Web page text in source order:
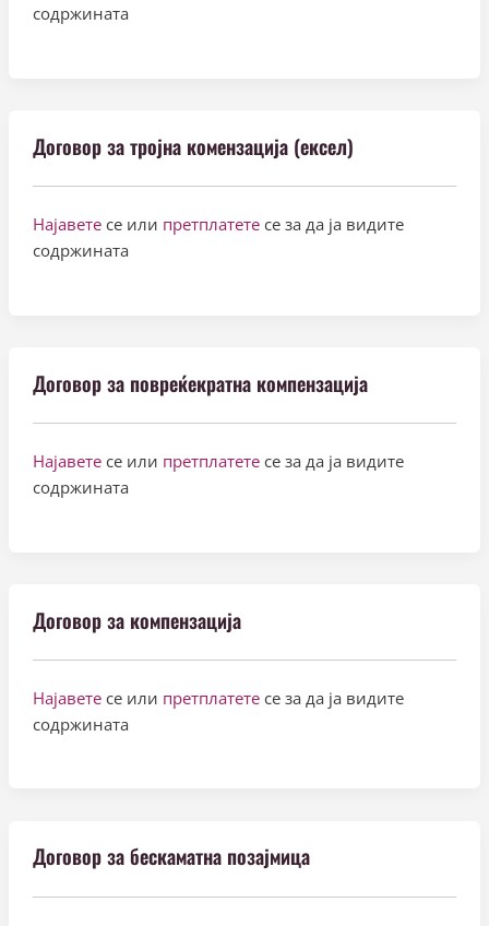
содржината
Договор за тројна комензација (ексел)
Најавете се или претплатетесе за да ја видите
содржината
Договор за повреќекратна компензација
Најавете се или претплатетесе за да ја видите
содржината
Договор за компензација
Најавете се или претплатетесе за да ја видите
содржината
Договор за бескаматна позајмица